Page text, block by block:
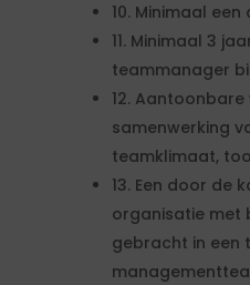
10. Minimaal
11. Minimaal 3
teammanager
12.
samenwerking
teamklimaat,
13. Een door de
organisatie met
gebracht in een